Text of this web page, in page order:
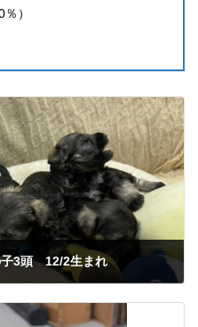
）
子3頭 12/2生まれ